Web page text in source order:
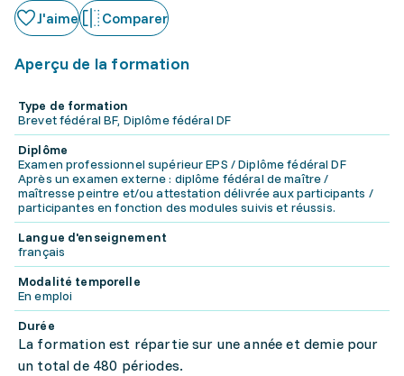
J'aime Comparer
Aperçu de la formation
Type de formation
Brevet fédéral BF, Diplôme fédéral DF
Diplôme
Examen professionnel supérieur EPS / Diplôme fédéral DF
Après un examen externe : diplôme fédéral de maître /
maîtresse peintre et/ou attestation délivrée aux participants /
participantes en fonction des modules suivis et réussis.
Langue d'enseignement
français
Modalité temporelle
En emploi
Durée
La formation est répartie sur une année et demie pour
un total de 480 périodes.